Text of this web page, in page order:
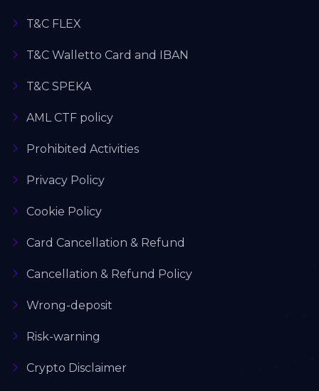
T&C FLEX
T&C Walletto Card and IBAN
T&C SPEKA
AML CTF policy
Prohibited Activities
Privacy Policy
Cookie Policy
Card Cancellation & Refund
Cancellation & Refund Policy
Wrong-deposit
Risk-warning
Crypto Disclaimer